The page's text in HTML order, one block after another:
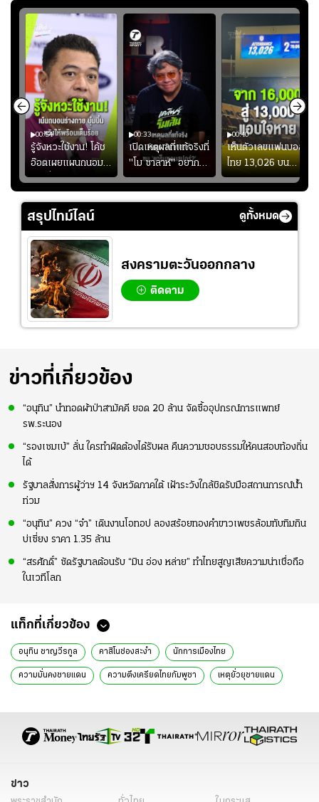
00:54
รู้จังหวะใช้งาน! โค้ช
อ๊อตเผยแผนถนอม
“บุ๋มบิ๋ม” เพื่อรักษา
ร่างกายให้พร้อมที่สุด
00:33
เปิดเหตุผลที่แท้จริงที่
"โม ซาลาห์" อยาก
ย้ายซบ "แทร็บซอนส
ปอร์"
00:40
เห็นตัวเลขแฟนบอล
ไทย 13,026 บน
สกอร์บอร์ดแล้วแอบ
ใจหาย น้อยกว่านัดที่
แล้วเจอมาเลเซียตั้ง
สรุปไทม์ไลน์ ดูทั้งหมด
สงครามตะวันออกกลาง
ติดตาม
ข่าวที่เกี่ยวข้อง
“อนุทิน” นำทอดผ้าป่าสามัคคี ยอด 20 ล้าน จัดซื้ออุปกรณ์การแพทย์
รพ.ระนอง
“รองเซมเบ้” ลั่น ใครทำผิดต้องได้รับผล คืนความชอบธรรมให้คนสอบท้องถิ่น
ได้
รัฐบาลสั่งการผู้ว่าฯ 14 จังหวัดภาคใต้ เฝ้าระวังใกล้ชิดรับมือสถานการณ์น้ำ
ท่วม
“อนุทิน” ควง “จ๋า” เดินงานโอทอป ลองสร้อยทองคำขาวเพชรล้อมทับทิมกิน
บ่เซี่ยง ราคา 1.35 ล้าน
“สรศักดิ์” ซัดรัฐบาลต้อนรับ “มิน อ่อง หล่าย” ทำไทยสูญเสียความน่าเชื่อถือ
ในเวทีโลก
แท็กที่เกี่ยวข้อง
อนุทิน ชาญวีรกูล คาสิโนช่องสะงำ นักการเมืองไทย
ความมั่นคงชายแดน ความตึงเครียดไทยกัมพูชา เหตุยั่วยุชายแดน
ศรีธัญญา ทหารกล้า ข่าวการเมือง ข่าวการเมืองวันนี้
ข่าว